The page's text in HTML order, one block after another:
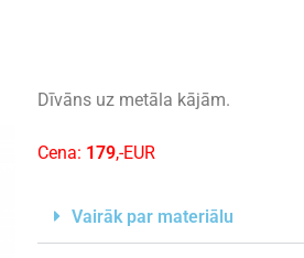
Dīvāns uz metāla kājām.
Cena: 179,-EUR
Vairāk par materiālu